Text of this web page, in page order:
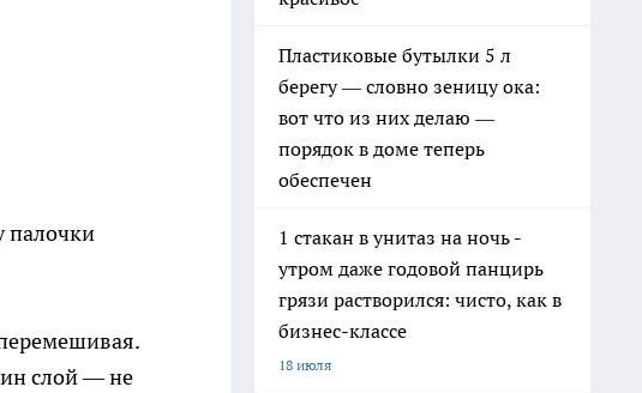
палочки
слой — не
Пластиковые бутылки 5 л
берегу — словно зеницу ока:
вот что из них делаю —
порядок в доме теперь
обеспечен
1 стакан в унитаз на ночь -
утром даже годовой панцирь
грязи растворился: чисто, как в
бизнес-классе
18 июля